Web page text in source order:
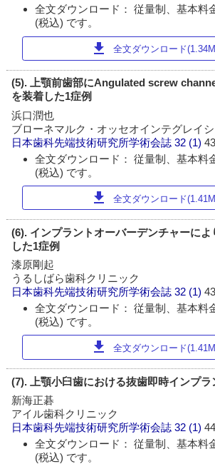
全文ダウンロード： 従量制、基本料
(税込) です。
download 全文ダウンロード
(5). 上顎前歯部にAngulated screw
を装着した1症例
浜口潤也
ブローネマルク・オッセオインテグレイ
日本歯科先端技術研究所学術会誌 32 (1)
全文ダウンロード： 従量制、基本料
(税込) です。
download 全文ダウンロード
(6). インプラントオーバーデンチャーによ
した1症例
漆原剛起
うるしばら歯科クリニック
日本歯科先端技術研究所学術会誌 32 (1)
全文ダウンロード： 従量制、基本料
(税込) です。
download 全文ダウンロード
(7). 上顎小臼歯における抜歯即時インプラ
新海正碁
アイル歯科クリニック
日本歯科先端技術研究所学術会誌 32 (1)
全文ダウンロード： 従量制、基本料
(税込) です。